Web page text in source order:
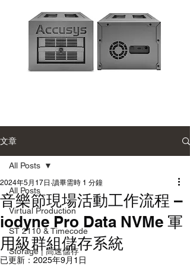
2
陣
列
統
Module
Enclosure
模
擴
充
箱
文章
All Posts
Virtual Production
ST 2110 & Timecode
Storage | 高速儲存
All Posts
音樂節現場活動工作流程 –
iodyne Pro Data NVMe 軍
用級群組儲存系統
2024年5月17日 讀畢需時 1 分鐘
已更新： 2025年9月1日